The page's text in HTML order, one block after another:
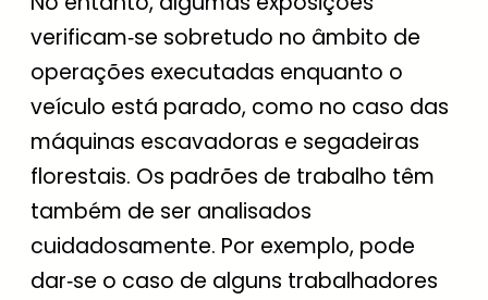
verificam‑se sobretudo no âmbito de
operações executadas enquanto o
veículo está parado, como no caso das
máquinas escavadoras e segadeiras
florestais. Os padrões de trabalho têm
também de ser analisados
cuidadosamente. Por exemplo, pode
dar‑se o caso de alguns trabalhadores